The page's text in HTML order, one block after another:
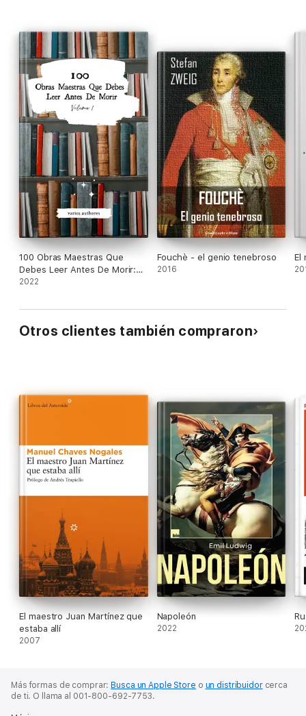
"Es como leer a Julio Verne, pero a través de una orquesta
coral".
Manuel Mateo Pérez, El Mundo
100 Obras Maestras Que
Debes Leer Antes De Morir:
Vol. 1
2022
Fouchè - el genio tenebroso
2016
El
Otros clientes también compraron
El maestro Juan Martínez que
estaba allí
2007
Napoleón
2022
Más formas de comprar:Busca un Apple Store o un distribuidorcerca
de ti. O llama al 001-800-692-7753.